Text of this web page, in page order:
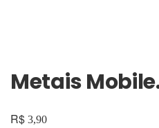
Metais
R$ 3,90